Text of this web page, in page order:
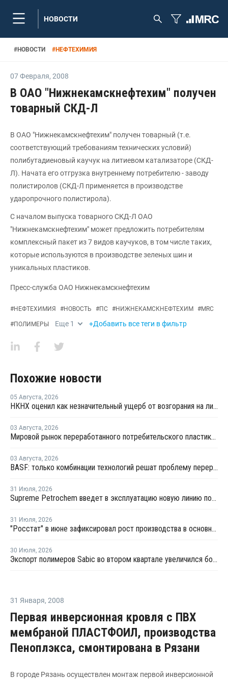
НОВОСТИ
#НОВОСТИ #НЕФТЕХИМИЯ
07 Февраля, 2008
В ОАО "Нижнекамскнефтехим" получен
товарный СКД-Л
В ОАО "Нижнекамскнефтехим" получен товарный (т.е.
соответствующий требованиям технических условий)
полибутадиеновый каучук на литиевом катализаторе (СКД-
Л). Начата его отгрузка внутреннему потребителю - заводу
полистиролов (СКД-Л применяется в производстве
ударопрочного полистирола).
С началом выпуска товарного СКД-Л ОАО
"Нижнекамскнефтехим" может предложить потребителям
комплексный пакет из 7 видов каучуков, в том числе таких,
которые используются в производстве зеленых шин и
уникальных пластиков.
Пресс-служба ОАО Нижнекамскнефтехим
#НЕФТЕХИМИЯ #НОВОСТЬ #ПС #НИЖНЕКАМСКНЕФТЕХИМ #MRC
#ПОЛИМЕРЫ Еще 1 +Добавить все теги в фильтр
Похожие новости
05 Августа, 2026
НКНХ оценил как незначительный ущерб от возгорания на линии полистирола
03 Августа, 2026
Мировой рынок переработанного потребительского пластика к 2033 году вырастет в два раза
03 Августа, 2026
BASF: только комбинации технологий решат проблему переработки инженерных пластиков
31 Июля, 2026
Supreme Petrochem введет в эксплуатацию новую линию по производству полистирола
31 Июля, 2026
"Росстат" в июне зафиксировал рост производства в основных группах пластмасс
30 Июля, 2026
Экспорт полимеров Sabic во втором квартале увеличился более чем вдвое через Янбу на фоне напряженности в Ормузском проливе
31 Января, 2008
Первая инверсионная кровля с ПВХ
мембраной ПЛАСТФОИЛ, производства
Пеноплэкса, смонтирована в Рязани
В городе Рязань осуществлен монтаж первой инверсионной